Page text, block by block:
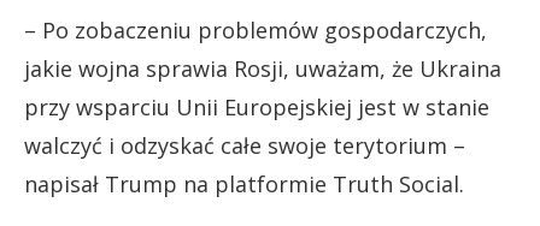
– Po zobaczeniu problemów gospodarczych,
jakie wojna sprawia Rosji, uważam, że Ukraina
przy wsparciu Unii Europejskiej jest w stanie
walczyć i odzyskać całe swoje terytorium –
napisał Trump na platformie Truth Social.